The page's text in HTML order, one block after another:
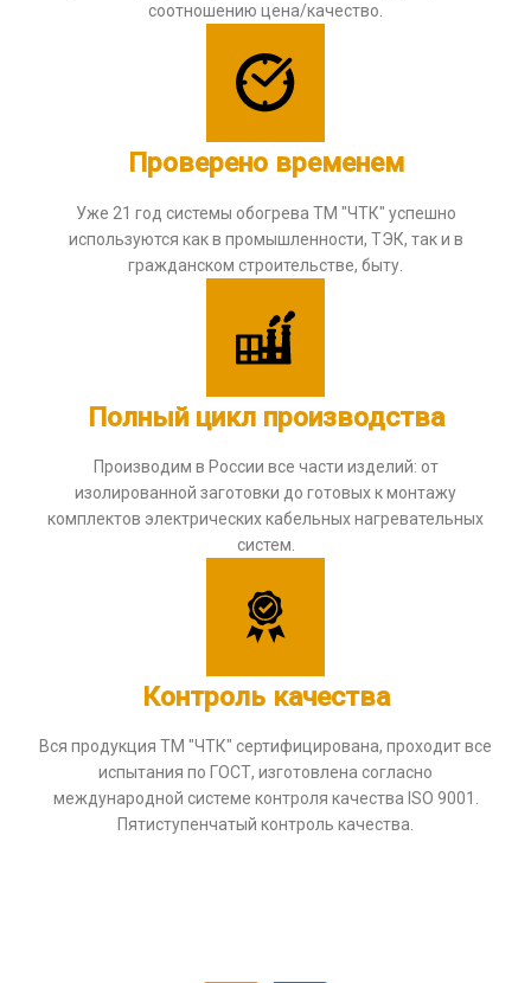
соотношению цена/качество.
Проверено временем
Уже 21 год системы обогрева ТМ "ЧТК" успешно
используются как в промышленности, ТЭК, так и в
гражданском строительстве, быту.
Полный цикл производства
Производим в России все части изделий: от
изолированной заготовки до готовых к монтажу
комплектов электрических кабельных нагревательных
систем.
Контроль качества
Вся продукция ТМ "ЧТК" сертифицирована, проходит все
испытания по ГОСТ, изготовлена согласно
международной системе контроля качества ISO 9001.
Пятиступенчатый контроль качества.